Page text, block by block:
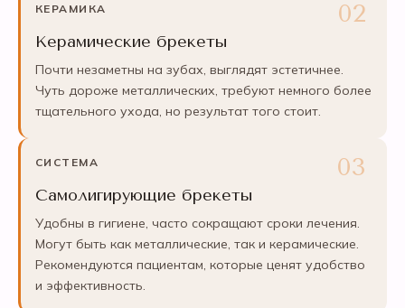
КЕРАМИКА
Керамические брекеты
Почти незаметны на зубах, выглядят эстетичнее.
Чуть дороже металлических, требуют немного более
тщательного ухода, но результат того стоит.
СИСТЕМА
Самолигирующие брекеты
Удобны в гигиене, часто сокращают сроки лечения.
Могут быть как металлические, так и керамические.
Рекомендуются пациентам, которые ценят удобство
и эффективность.